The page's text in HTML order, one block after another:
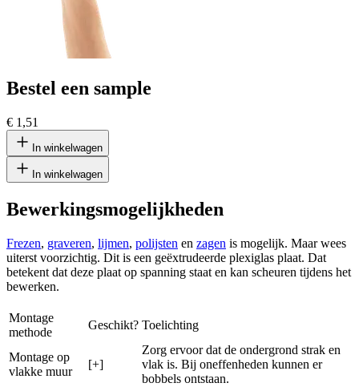
Bestel een sample
€ 1,51
In winkelwagen
In winkelwagen
Bewerkingsmogelijkheden
Frezen, graveren, lijmen, polijsten en zagen is mogelijk. Maar wees
uiterst voorzichtig. Dit is een geëxtrudeerde plexiglas plaat. Dat
betekent dat deze plaat op spanning staat en kan scheuren tijdens het
bewerken.
Montage
methode
Geschikt? Toelichting
Montage op
vlakke muur
[+]
Zorg ervoor dat de ondergrond strak en
vlak is. Bij oneffenheden kunnen er
bobbels ontstaan.